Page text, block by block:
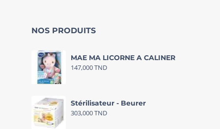
NOS PRODUITS
MAE MA LICORNE A CALINER
147,000TND
Stérilisateur - Beurer
303,000TND